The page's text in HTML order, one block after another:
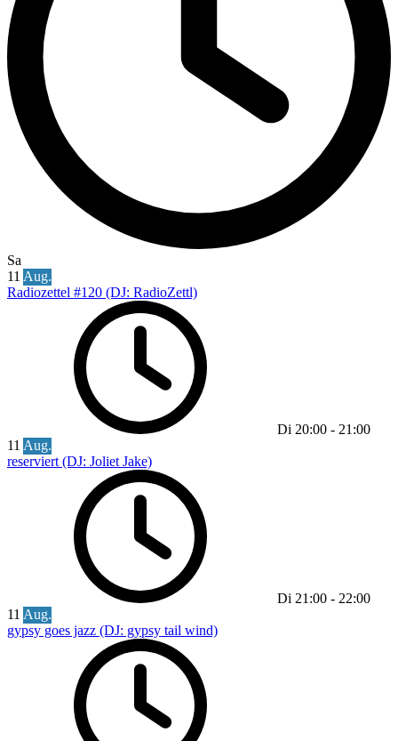
Sa
11 Aug.
Radiozettel #120 (DJ: RadioZettl)
Di 20:00 - 21:00
11 Aug.
reserviert (DJ: Joliet Jake)
Di 21:00 - 22:00
11 Aug.
gypsy goes jazz (DJ: gypsy tail wind)